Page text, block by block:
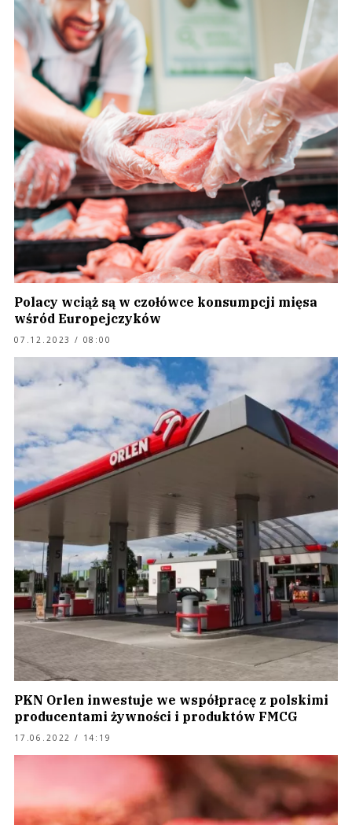
Polacy wciąż są w czołówce konsumpcji mięsa
wśród Europejczyków
07.12.2023 / 08:00
PKN Orlen inwestuje we współpracę z polskimi
producentami żywności i produktów FMCG
17.06.2022 / 14:19